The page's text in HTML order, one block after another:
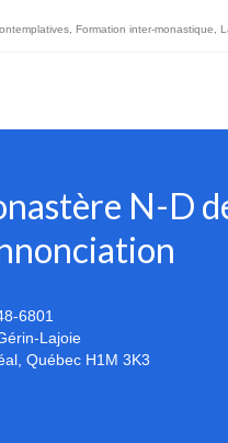
Formation inter-monastique
N-D
6801
Lajoie
Québec H1M 3K3